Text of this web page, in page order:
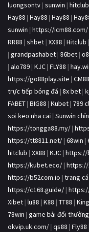
luongsontv | sunwin | hitclub
Hay88 | Hay88 | Hay88 |
sunwin | https://icm88.com/
RR88 | shbet | XX88 | Hitclub |
| grandpashabet | 86bet | o8
| alo789 | KJC | FLY88 |
https://go88play.site | CM88
trực tiếp bóng đá | 8x bet |
FABET | BIG88 | Kubet | 789
soi keo nha cai | Sunwin
https://tongga88.my/ |
https://tt8811.net/ | 68win |
hitclub | XX88 | KJC | https://
https://kubet.eco/ |
https://b52com.io | trang
https://c168.guide/ |
Xibet | lu88 | K88 | TT88 |
78win | game bài đổi thưởng
okvip.uk.com/ | qs88 | Fly88